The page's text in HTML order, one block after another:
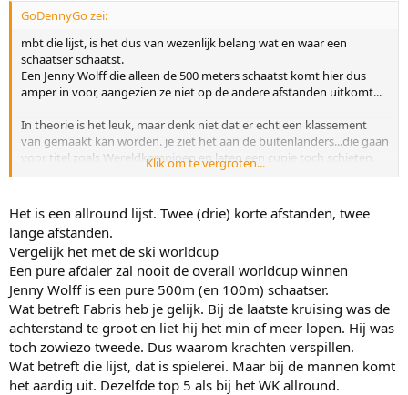
vaak hoor..
GoDennyGo zei:
mbt die lijst, is het dus van wezenlijk belang wat en waar een
schaatser schaatst.
Een Jenny Wolff die alleen de 500 meters schaatst komt hier dus
amper in voor, aangezien ze niet op de andere afstanden uitkomt...
In theorie is het leuk, maar denk niet dat er echt een klassement
van gemaakt kan worden. je ziet het aan de buitenlanders...die gaan
voor titel zoals Wereldkampioen en laten een cupje toch schieten.
zal mij niets verbazen als fabris dacht...ach laat maar gaan, volgende
Klik om te vergroten...
Het is een allround lijst. Twee (drie) korte afstanden, twee
lange afstanden.
Vergelijk het met de ski worldcup
Een pure afdaler zal nooit de overall worldcup winnen
Jenny Wolff is een pure 500m (en 100m) schaatser.
Wat betreft Fabris heb je gelijk. Bij de laatste kruising was de
achterstand te groot en liet hij het min of meer lopen. Hij was
toch zowiezo tweede. Dus waarom krachten verspillen.
Wat betreft die lijst, dat is spielerei. Maar bij de mannen komt
het aardig uit. Dezelfde top 5 als bij het WK allround.